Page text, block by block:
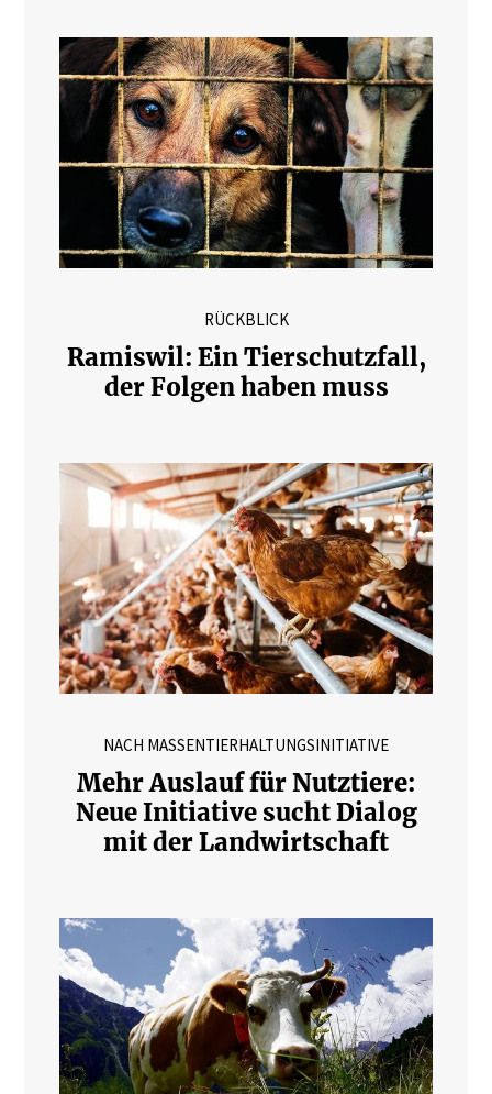
RÜCKBLICK
Ramiswil: Ein Tierschutzfall,
der Folgen haben muss
NACH MASSENTIERHALTUNGSINITIATIVE
Mehr Auslauf für Nutztiere:
Neue Initiative sucht Dialog
mit der Landwirtschaft